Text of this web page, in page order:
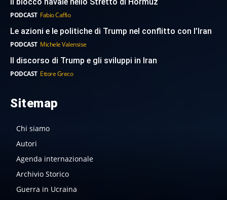
PODCAST Fabio Caffio
Le azioni e le politiche di Trump nel conflitto con l’Iran
PODCAST Michele Valensise
Il discorso di Trump e gli sviluppi in Iran
PODCAST Ettore Greco
Sitemap
Chi siamo
Autori
Agenda internazionale
Archivio Storico
Guerra in Ucraina